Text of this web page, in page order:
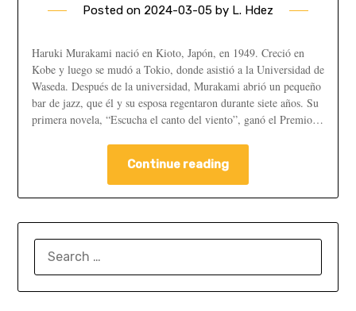
Posted on 2024-03-05 by L. Hdez
Haruki Murakami nació en Kioto, Japón, en 1949. Creció en
Kobe y luego se mudó a Tokio, donde asistió a la Universidad de
Waseda. Después de la universidad, Murakami abrió un pequeño
bar de jazz, que él y su esposa regentaron durante siete años. Su
primera novela, “Escucha el canto del viento”, ganó el Premio…
Continue reading